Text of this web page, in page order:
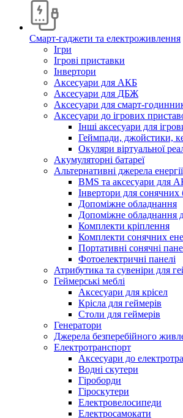
Смарт-гаджети та електроживлення
Ігри
Ігрові приставки
Інвертори
Аксесуари для АКБ
Аксесуари для ДБЖ
Аксесуари для смарт-
Аксесуари до ігрових
Інші аксесуари для
Геймпади, джойстики,
Окуляри віртуальної
Акумуляторні батареї
Альтернативні джерела енергії
BMS та аксесуари для
Інвертори для сонячних
Допоміжне обладнання
Допоміжне обладнання
Комплекти кріплення
Комплекти сонячних
Портативні сонячні
Фотоелектричні панелі
Атрибутика та сувеніри для
Геймерські меблі
Аксесуари для крісел
Крісла для геймерів
Столи для геймерів
Генератори
Джерела безперебійного
Електротранспорт
Аксесуари до
Водні скутери
Гіроборди
Гіроскутери
Електровелосипеди
Електросамокати